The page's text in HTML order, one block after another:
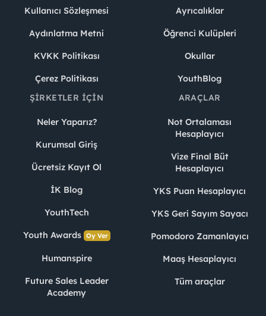
Kullanıcı Sözleşmesi
Aydınlatma Metni
KVKK Politikası
Çerez Politikası
Ayrıcalıklar
Öğrenci Kulüpleri
Okullar
YouthBlog
ŞIRKETLER İÇIN
Neler Yaparız?
Kurumsal Giriş
Ücretsiz Kayıt Ol
İK Blog
YouthTech
Youth Awards Oy Ver
Humanspire
Future Sales Leader
Academy
ARAÇLAR
Not Ortalaması
Hesaplayıcı
Vize Final Büt
Hesaplayıcı
YKS Puan Hesaplayıcı
YKS Geri Sayım Sayacı
Pomodoro Zamanlayıcı
Maaş Hesaplayıcı
Tüm araçlar